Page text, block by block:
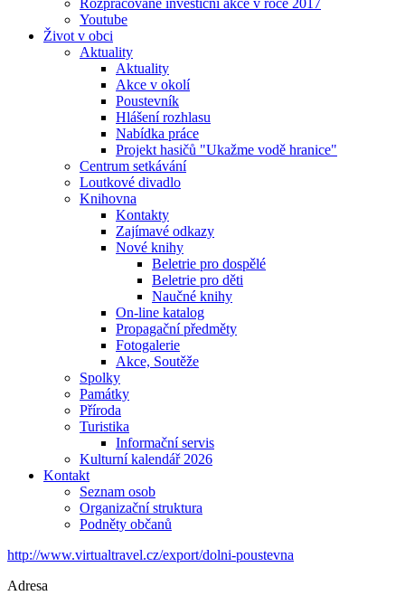
Rozpracované investiční akce v roce 2017
Youtube
Život v obci
Aktuality
Aktuality
Akce v okolí
Poustevník
Hlášení rozhlasu
Nabídka práce
Projekt hasičů "Ukažme vodě hranice"
Centrum setkávání
Loutkové divadlo
Knihovna
Kontakty
Zajímavé odkazy
Nové knihy
Beletrie pro dospělé
Beletrie pro děti
Naučné knihy
On-line katalog
Propagační předměty
Fotogalerie
Akce, Soutěže
Spolky
Památky
Příroda
Turistika
Informační servis
Kulturní kalendář 2026
Kontakt
Seznam osob
Organizační struktura
Podněty občanů
http://www.virtualtravel.cz/export/dolni-poustevna
Adresa